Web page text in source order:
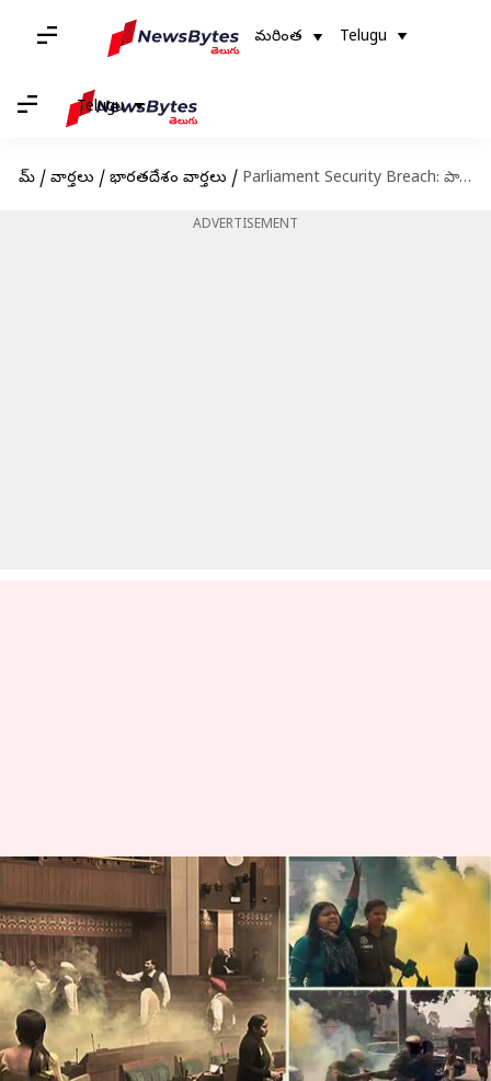
మరింత Telugu
Telugu
హోమ్ / వార్తలు / భారతదేశం వార్తలు / Parliament Security Breach: పార్లమెంట్ పై దాడికి నెల ముందే ప్రణాళిక.. నిందితులపై UAPA కేసు
ADVERTISEMENT
Parliament Security Breach:
పార్లమెంట్ పై దాడికి నెల ముందే
ప్రణాళిక.. నిందితులపై UAPA కేసు
వ్రాసిన వారు Sirish Praharaju Dec 14, 2023 10:21 am
ఈ వార్తాకథనం ఏంటి